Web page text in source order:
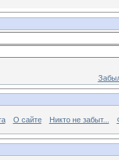
О сайте Никто не забыт...